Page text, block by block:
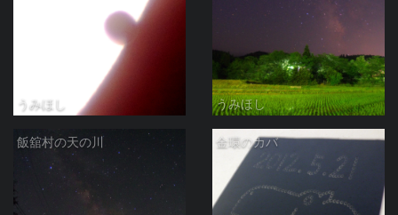
うみほし うみほし
飯舘村の天の川 金環のカバ